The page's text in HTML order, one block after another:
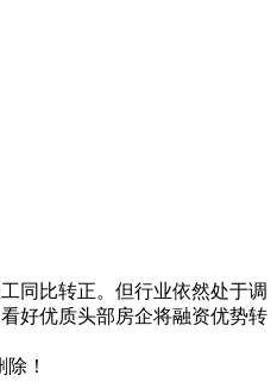
同比转正。但行业依然处于调
好优质头部房企将融资优势转
！